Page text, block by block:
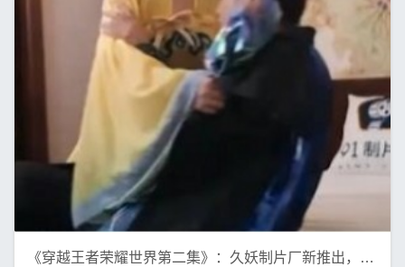
《穿越王者荣耀世界第二集》：久妖制片厂新推出，45分钟剧情紧凑